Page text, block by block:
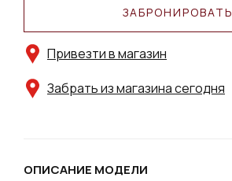
ЗАБРОНИРОВАТЬ
Привезти в магазин
Забрать из магазина сегодня
ОПИСАНИЕ МОДЕЛИ